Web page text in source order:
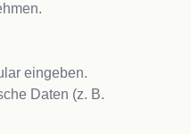
eingeben.
Daten (z. B.